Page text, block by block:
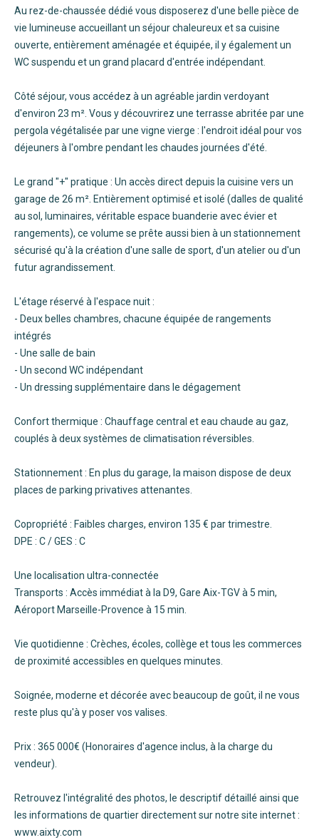
Au rez-de-chaussée dédié vous disposerez d'une belle pièce de
vie lumineuse accueillant un séjour chaleureux et sa cuisine
ouverte, entièrement aménagée et équipée, il y également un
WC suspendu et un grand placard d'entrée indépendant.
Côté séjour, vous accédez à un agréable jardin verdoyant
d'environ 23 m². Vous y découvrirez une terrasse abritée par une
pergola végétalisée par une vigne vierge : l'endroit idéal pour vos
déjeuners à l'ombre pendant les chaudes journées d'été.
Le grand "+" pratique : Un accès direct depuis la cuisine vers un
garage de 26 m². Entièrement optimisé et isolé (dalles de qualité
au sol, luminaires, véritable espace buanderie avec évier et
rangements), ce volume se prête aussi bien à un stationnement
sécurisé qu'à la création d'une salle de sport, d'un atelier ou d'un
futur agrandissement.
L'étage réservé à l'espace nuit :
- Deux belles chambres, chacune équipée de rangements
intégrés
- Une salle de bain
- Un second WC indépendant
- Un dressing supplémentaire dans le dégagement
Confort thermique : Chauffage central et eau chaude au gaz,
couplés à deux systèmes de climatisation réversibles.
Stationnement : En plus du garage, la maison dispose de deux
places de parking privatives attenantes.
Copropriété : Faibles charges, environ 135 € par trimestre.
DPE : C / GES : C
Une localisation ultra-connectée
Transports : Accès immédiat à la D9, Gare Aix-TGV à 5 min,
Aéroport Marseille-Provence à 15 min.
Vie quotidienne : Crèches, écoles, collège et tous les commerces
de proximité accessibles en quelques minutes.
Soignée, moderne et décorée avec beaucoup de goût, il ne vous
reste plus qu'à y poser vos valises.
Prix : 365 000€ (Honoraires d'agence inclus, à la charge du
vendeur).
Retrouvez l'intégralité des photos, le descriptif détaillé ainsi que
les informations de quartier directement sur notre site internet :
www.aixty.com